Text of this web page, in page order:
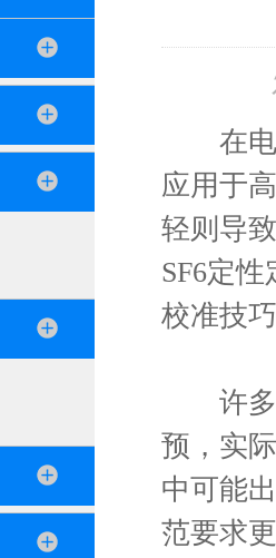
在电力
应用于
轻则导
SF6定
校准技
许多
预，实
中可能
范要求